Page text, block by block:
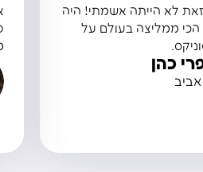
לא הייתה אשמתי! היה
הכי ממליצה בעולם על
כהן